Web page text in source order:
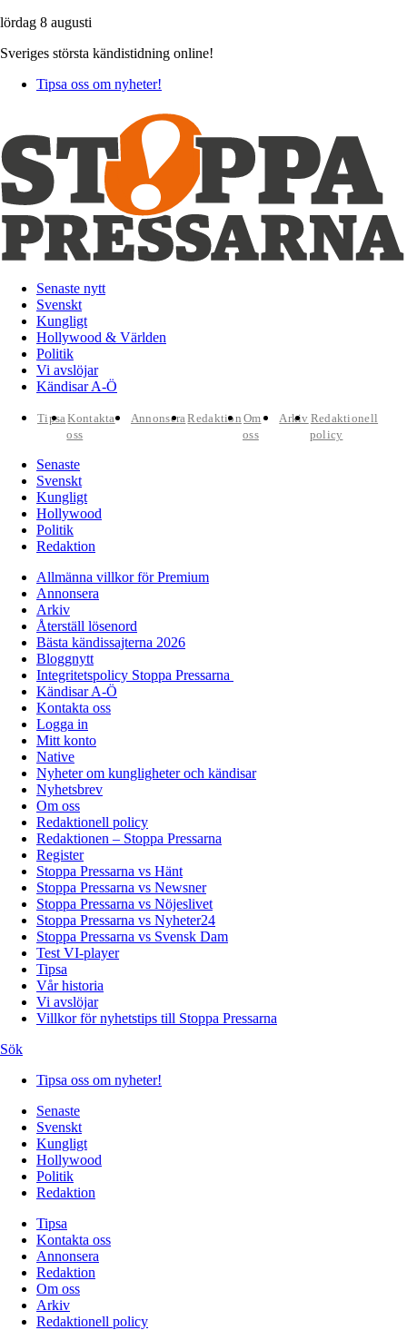
lördag 8 augusti
Sveriges största kändistidning online!
Tipsa oss om nyheter!
Senaste nytt
Svenskt
Kungligt
Hollywood & Världen
Politik
Vi avslöjar
Kändisar A-Ö
TipsaKontakta
oss
AnnonseraRedaktion Om
oss
Arkiv Redaktionell
policy
Senaste
Svenskt
Kungligt
Hollywood
Politik
Redaktion
Allmänna villkor för Premium
Annonsera
Arkiv
Återställ lösenord
Bästa kändissajterna 2026
Bloggnytt
Integritetspolicy Stoppa Pressarna
Kändisar A-Ö
Kontakta oss
Logga in
Mitt konto
Native
Nyheter om kungligheter och kändisar
Nyhetsbrev
Om oss
Redaktionell policy
Redaktionen – Stoppa Pressarna
Register
Stoppa Pressarna vs Hänt
Stoppa Pressarna vs Newsner
Stoppa Pressarna vs Nöjeslivet
Stoppa Pressarna vs Nyheter24
Stoppa Pressarna vs Svensk Dam
Test VI-player
Tipsa
Vår historia
Vi avslöjar
Villkor för nyhetstips till Stoppa Pressarna
Sök
Tipsa oss om nyheter!
Senaste
Svenskt
Kungligt
Hollywood
Politik
Redaktion
Tipsa
Kontakta oss
Annonsera
Redaktion
Om oss
Arkiv
Redaktionell policy